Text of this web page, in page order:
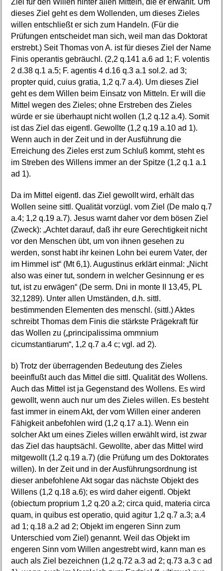
Ziel für den Willen hinter allen Mitteln, die er erwählt. Um
dieses Ziel geht es dem Wollenden, um dieses Zieles
willen entschließt er sich zum Handeln. (Für die
Prüfungen entscheidet man sich, weil man das Doktorat
erstrebt.) Seit Thomas von A. ist für dieses Ziel der Name
Finis operantis gebräuchl. (2,2 q.141 a.6 ad 1; F. volentis
2 d.38 q.1 a.5; F. agentis 4 d.16 q.3 a.1 sol.2. ad 3;
propter quid, cuius gratia, 1,2 q.7 a.4). Um dieses Ziel
geht es dem Willen beim Einsatz von Mitteln. Er will die
Mittel wegen des Zieles; ohne Erstreben des Zieles
würde er sie überhaupt nicht wollen (1,2 q.12 a.4). Somit
ist das Ziel das eigentl. Gewollte (1,2 q.19 a.10 ad 1).
Wenn auch in der Zeit und in der Ausführung die
Erreichung des Zieles erst zum Schluß kommt, steht es
im Streben des Willens immer an der Spitze (1,2 q.1 a.1
ad 1).
Da im Mittel eigentl. das Ziel gewollt wird, erhält das
Wollen seine sittl. Qualität vorzügl. vom Ziel (De malo q.7
a.4; 1,2 q.19 a.7). Jesus warnt daher vor dem bösen Ziel
(Zweck): „Achtet darauf, daß ihr eure Gerechtigkeit nicht
vor den Menschen übt, um von ihnen gesehen zu
werden, sonst habt ihr keinen Lohn bei eurem Vater, der
im Himmel ist“ (Mt 6,1). Augustinus erklärt einmal: „Nicht
also was einer tut, sondern in welcher Gesinnung er es
tut, ist zu erwägen“ (De serm. Dni in monte II 13,45, PL
32,1289). Unter allen Umständen, d.h. sittl.
bestimmenden Elementen des menschl. (sittl.) Aktes
schreibt Thomas dem Finis die stärkste Prägekraft für
das Wollen zu („principalissima ommnium
cicumstantiarum“, 1,2 q.7 a.4 c; vgl. ad 2).
b) Trotz der überragenden Bedeutung des Zieles
beeinflußt auch das Mittel die sittl. Qualität des Wollens.
Auch das Mittel ist ja Gegenstand des Wollens. Es wird
gewollt, wenn auch nur um des Zieles willen. Es besteht
fast immer in einem Akt, der vom Willen einer anderen
Fähigkeit anbefohlen wird (1,2 q.17 a.1). Wenn ein
solcher Akt um eines Zieles willen erwählt wird, ist zwar
das Ziel das hauptsächl. Gewollte, aber das Mittel wird
mitgewollt (1,2 q.19 a.7) (die Prüfung um des Doktorates
willen). In der Zeit und in der Ausführungsordnung ist
dieser anbefohlene Akt sogar das nächste Objekt des
Willens (1,2 q.18 a.6); es wird daher eigentl. Objekt
(obiectum proprium 1,2 q.20 a.2; circa quid, materia circa
quam, in quibus est operatio, quid agitur 1,2 q.7 a.3; a.4
ad 1; q.18 a.2 ad 2; Objekt im engeren Sinn zum
Unterschied vom Ziel) genannt. Weil das Objekt im
engeren Sinn vom Willen angestrebt wird, kann man es
auch als Ziel bezeichnen (1,2 q.72 a.3 ad 2; q.73 a.3 c ad